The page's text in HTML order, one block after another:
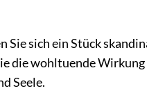
Sie sich ein Stück
die wohltuende
Seele.